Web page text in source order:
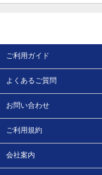
ご利用ガイド
よくあるご質問
お問い合わせ
ご利用規約
会社案内